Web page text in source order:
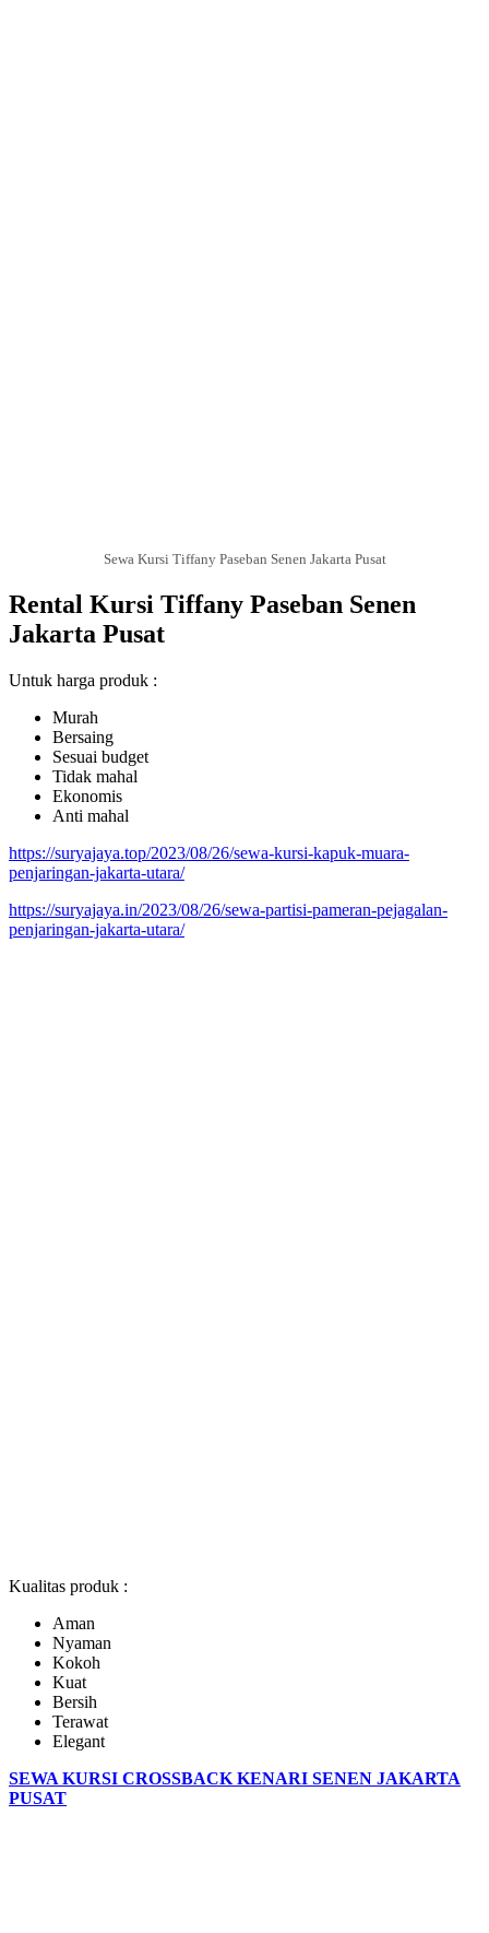
Sewa Kursi Tiffany Paseban Senen Jakarta Pusat
Rental Kursi Tiffany Paseban Senen
Jakarta Pusat
Untuk harga produk :
Murah
Bersaing
Sesuai budget
Tidak mahal
Ekonomis
Anti mahal
https://suryajaya.top/2023/08/26/sewa-kursi-kapuk-muara-
penjaringan-jakarta-utara/
https://suryajaya.in/2023/08/26/sewa-partisi-pameran-pejagalan-
penjaringan-jakarta-utara/
Kualitas produk :
Aman
Nyaman
Kokoh
Kuat
Bersih
Terawat
Elegant
SEWA KURSI CROSSBACK KENARI SENEN JAKARTA
PUSAT